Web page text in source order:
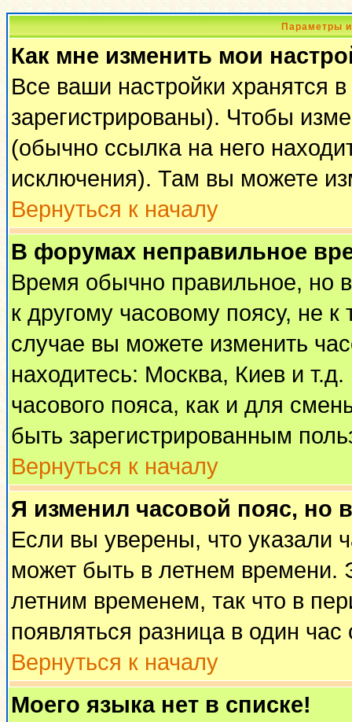
Параметры
Как мне изменить мои
Все ваши настройки хранятся
зарегистрированы). Чтобы
(обычно ссылка на него
исключения). Там вы можете
Вернуться к началу
В форумах неправильное
Время обычно правильное, но
к другому часовому поясу, не
случае вы можете изменить
находитесь: Москва, Киев и
часового пояса, как и для
быть зарегистрированным
Вернуться к началу
Я изменил часовой пояс, но
Если вы уверены, что указали
может быть в летнем времени.
летним временем, так что в
появляться разница в один
Вернуться к началу
Моего языка нет в списке!